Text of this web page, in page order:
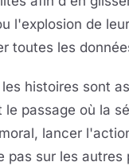
l'explosion de
toutes les
histoires sont
le passage où la
lancer
pas sur les autres